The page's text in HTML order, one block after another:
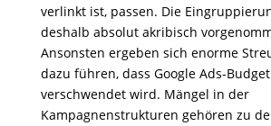
verlinkt ist, passen. Die
deshalb absolut akribisch
Ansonsten ergeben sich enorme
dazu führen, dass Google Ads-
verschwendet wird. Mängel in der
Kampagnenstrukturen gehören zu